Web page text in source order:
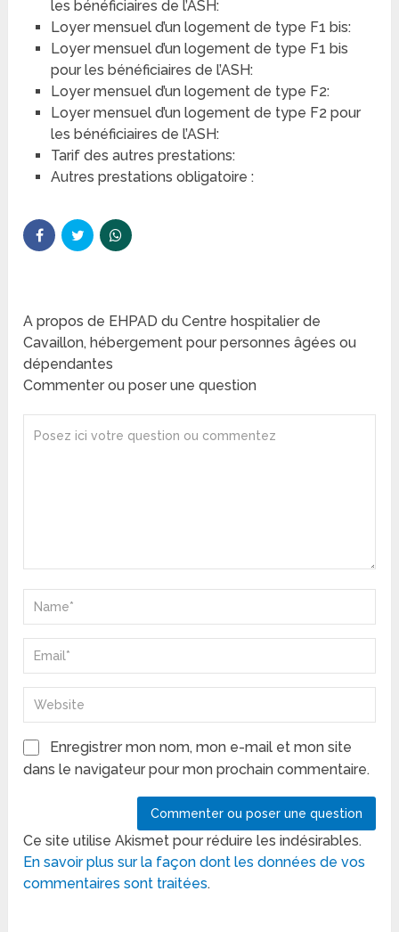
les bénéficiaires de l’ASH:
Loyer mensuel d’un logement de type F1 bis:
Loyer mensuel d’un logement de type F1 bis
pour les bénéficiaires de l’ASH:
Loyer mensuel d’un logement de type F2:
Loyer mensuel d’un logement de type F2 pour
les bénéficiaires de l’ASH:
Tarif des autres prestations:
Autres prestations obligatoire :
A propos de EHPAD du Centre hospitalier de
Cavaillon, hébergement pour personnes âgées ou
dépendantes
Commenter ou poser une question
Enregistrer mon nom, mon e-mail et mon site
dans le navigateur pour mon prochain commentaire.
Ce site utilise Akismet pour réduire les indésirables.
En savoir plus sur la façon dont les données de vos
commentaires sont traitées.